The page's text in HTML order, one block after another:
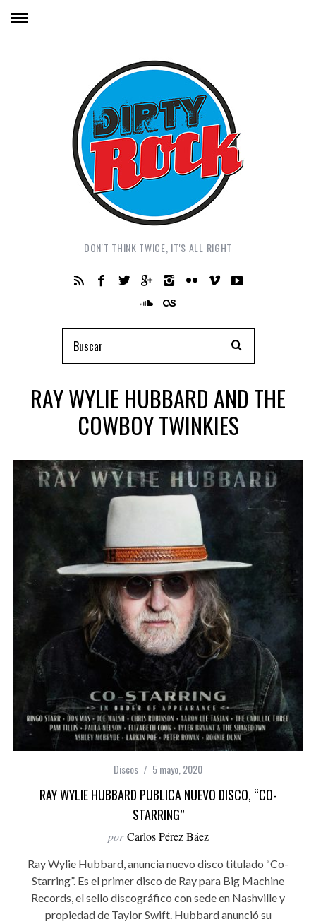
DON'T THINK TWICE, IT'S ALL RIGHT
RAY WYLIE HUBBARD AND THE
COWBOY TWINKIES
Discos 5 mayo, 2020
RAY WYLIE HUBBARD PUBLICA NUEVO DISCO, “CO-
STARRING”
por Carlos Pérez Báez
Ray Wylie Hubbard, anuncia nuevo disco titulado “Co-
Starring”. Es el primer disco de Ray para Big Machine
Records, el sello discográfico con sede en Nashville y
propiedad de Taylor Swift. Hubbard anunció su